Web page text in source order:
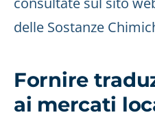
delle Sostanze
Fornire
ai mercati